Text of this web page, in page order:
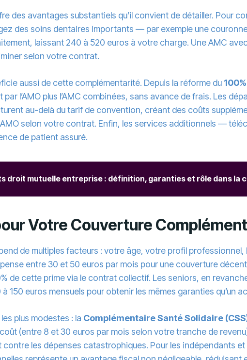
des avantages substantiels qu’il convient de détailler. Pour
des soins dentaires importants — par exemple une
laissant 240 à 520 euros à votre charge. Une AMC
selon votre contrat.
aussi de cette complémentarité. Depuis la réforme du
l’AMO plus l’AMC combinées, sans avance de frais. Les
au-delà du tarif de convention, créant des coûts
AMO selon votre contrat. Enfin, les services additionnels —
de patient assuré.
droit mutuelle entreprise : définition, garanties et rôle dans la
Votre Couverture
de multiples facteurs : votre âge, votre profil
entre 30 et 50 euros par mois pour une couverture
de cette prime via le contrat collectif. Les seniors, en
150 euros mensuels pour obtenir les mêmes garanties qu’un
plus modestes : la Complémentaire Santé Solidaire
(entre 8 et 30 euros par mois selon votre tranche de
les dépenses catastrophiques. Pour les indépendants